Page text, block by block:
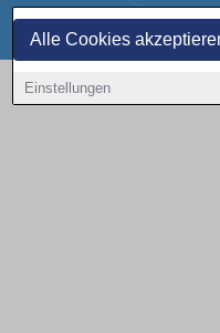
Alle Cookies
Einstellungen
Copyright © 2000 - 2026 | 1A